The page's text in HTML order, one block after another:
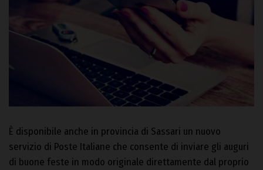
È disponibile anche in provincia di Sassari un nuovo
servizio di Poste Italiane che consente di inviare gli auguri
di buone feste in modo originale direttamente dal proprio